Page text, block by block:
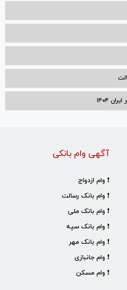
۱۴۰۴
آگهی وام بانکی
❗ وام ازدواج
❗ وام بانک رسالت
❗ وام بانک ملی
❗ وام بانک سپه
❗ وام بانک مهر
❗ وام جانبازی
❗ وام مسکن